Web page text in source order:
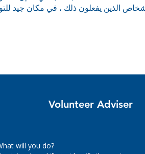
Volunteer Adviser
will you do?